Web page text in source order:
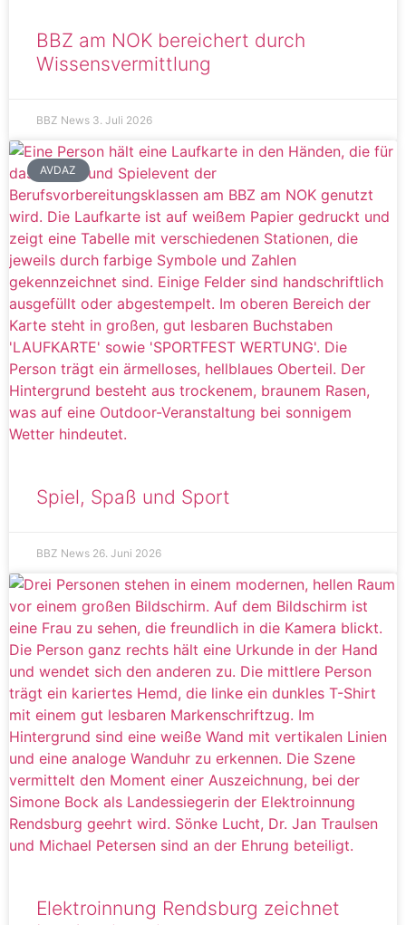
BBZ am NOK bereichert durch
Wissensvermittlung
BBZ News 3. Juli 2026
AVDAZ
Spiel, Spaß und Sport
BBZ News 26. Juni 2026
Elektroinnung Rendsburg zeichnet